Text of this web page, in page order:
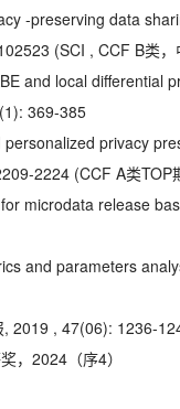
-preserving data
(SCI , CCF B类，
and local differential
369-385
privacy
2224 (CCF A类TOP
microdata release
and parameters
2019 , 47(06): 1236-
，2024（序4）